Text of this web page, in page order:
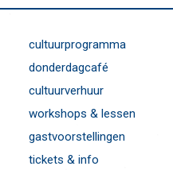
cultuurprogramma
donderdagcafé
cultuurverhuur
workshops & lessen
gastvoorstellingen
tickets & info